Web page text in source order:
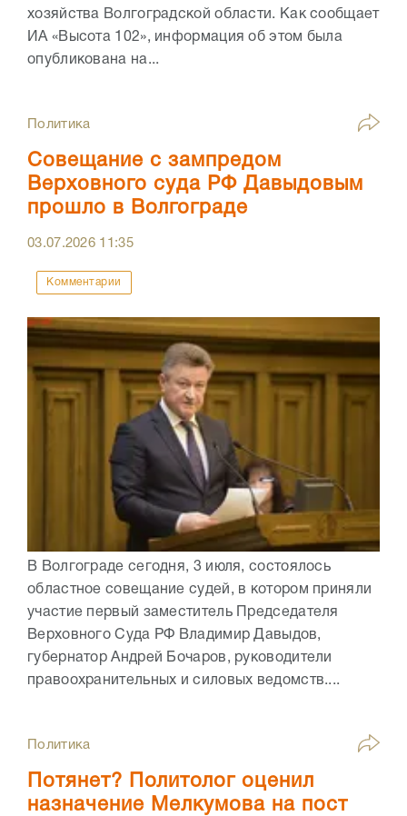
хозяйства Волгоградской области. Как сообщает
ИА «Высота 102», информация об этом была
опубликована на...
Политика
Совещание с зампредом
Верховного суда РФ Давыдовым
прошло в Волгограде
03.07.2026 11:35
Комментарии
В Волгограде сегодня, 3 июля, состоялось
областное совещание судей, в котором приняли
участие первый заместитель Председателя
Верховного Суда РФ Владимир Давыдов,
губернатор Андрей Бочаров, руководители
правоохранительных и силовых ведомств....
Политика
Потянет? Политолог оценил
назначение Мелкумова на пост